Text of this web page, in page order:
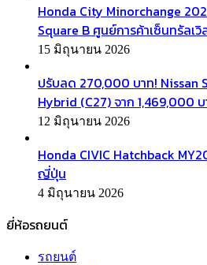
Honda City Minorchange
Square B ศูนย์การค้าเซ็นทรัลเ
15 มิถุนายน 2026
ปรับลด 270,000 บาท! Nissan
Hybrid (C27) จาก 1,469,000 บ
12 มิถุนายน 2026
Honda CIVIC Hatchback
ญี่ปุ่น
4 มิถุนายน 2026
ยี่ห้อรถยนต์
รถยนต์